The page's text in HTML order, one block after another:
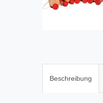
Beschreibung